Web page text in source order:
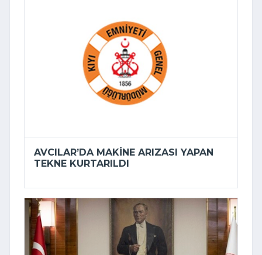
AVCILAR’DA MAKINE ARIZASI YAPAN
TEKNE KURTARILDI